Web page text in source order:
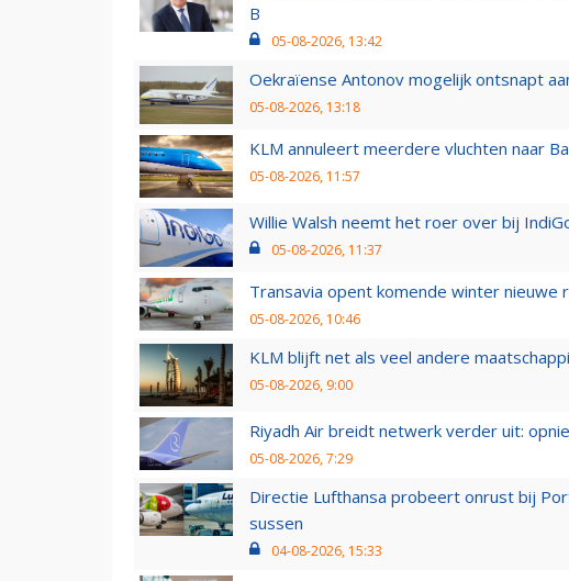
B
05-08-2026, 13:42
Oekraïense Antonov mogelijk ontsnapt
05-08-2026, 13:18
KLM annuleert meerdere vluchten naar
05-08-2026, 11:57
Willie Walsh neemt het roer over bij
05-08-2026, 11:37
Transavia opent komende winter nieuwe
05-08-2026, 10:46
KLM blijft net als veel andere
05-08-2026, 9:00
Riyadh Air breidt netwerk verder uit:
05-08-2026, 7:29
Directie Lufthansa probeert onrust bij
sussen
04-08-2026, 15:33